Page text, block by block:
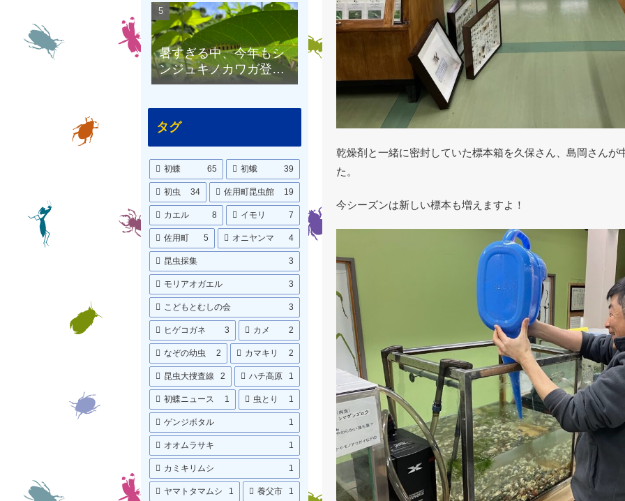
乾燥剤と一緒に密封していた標本箱を久保さん、島岡さんが
た。
今シーズンは新しい標本も増えますよ！
暑すぎる中、今年もシ
ンジュキノカワガ登
場！8月1日（土）の昆
タグ
初蝶 65 初蛾 39
初虫 34 佐用町昆虫館 19
カエル 8 イモリ 7
佐用町 5 オニヤンマ 4
昆虫採集 3
モリアオガエル 3
こどもとむしの会 3
ヒゲコガネ 3 カメ 2
なぞの幼虫 2 カマキリ 2
昆虫大捜査線 2 ハチ高原 1
初蝶ニュース 1 虫とり 1
ゲンジボタル 1
オオムラサキ 1
カミキリムシ 1
ヤマトタマムシ 1 養父市 1